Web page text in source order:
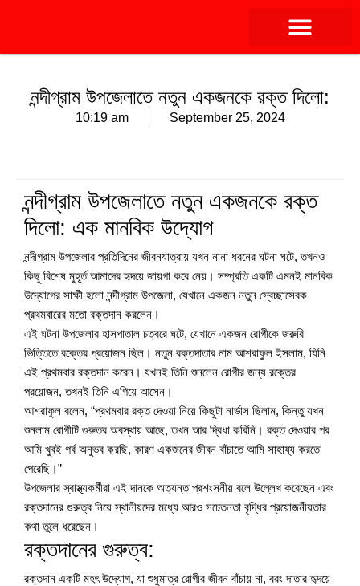
নন্দীগ্রাম উপজেলাতে নতুন একজনকে রক্ত দিলো:
10:19 am September 25, 2024
নন্দীগ্রাম উপজেলাতে নতুন একজনকে রক্ত
দিলো: এক মানবিক উদ্যোগ
নন্দীগ্রাম উপজেলার প্রতিদিনের জীবনযাত্রায় যখন নানা ধরনের ঘটনা ঘটে, তখনও
কিছু বিশেষ মুহূর্ত আমাদের হৃদয়ে জায়গা করে নেয়। সম্প্রতি একটি এমনই মানবিক
উদ্যোগের সাক্ষী হলো নন্দীগ্রাম উপজেলা, যেখানে একজন নতুন স্বেচ্ছাসেবক
প্রথমবারের মতো রক্তদান করলেন।
এই ঘটনা উপজেলার হাসপাতাল চত্বরে ঘটে, যেখানে একজন রোগীকে জরুরি
ভিত্তিতে রক্তের প্রয়োজন ছিল। নতুন রক্তদাতার নাম আশরাফুল ইসলাম, যিনি
এই প্রথমবার রক্তদান করেন। যখনই তিনি শুনলেন রোগীর জন্য রক্তের
প্রয়োজন, তখনই তিনি এগিয়ে আসেন।
আশরাফুল বলেন, “প্রথমবার রক্ত দেওয়া নিয়ে কিছুটা নার্ভাস ছিলাম, কিন্তু যখন
শুনলাম রোগীটি গুরুতর অবস্থায় আছে, তখন আর দ্বিধা করিনি। রক্ত দেওয়ার পর
আমি খুবই গর্ব অনুভব করছি, কারণ একজনের জীবন বাঁচাতে আমি সাহায্য করতে
পেরেছি।”
উপজেলার স্বাস্থ্যকর্মীরা এই দানকে অত্যন্ত প্রশংসনীয় বলে উল্লেখ করেছেন এবং
রক্তদানের গুরুত্ব নিয়ে স্থানীয়দের মধ্যে আরও সচেতনতা বৃদ্ধির প্রয়োজনীয়তার
কথা তুলে ধরেছেন।
রক্তদানের গুরুত্ব:
রক্তদান একটি মহৎ উদ্যোগ, যা শুধুমাত্র রোগীর জীবন বাঁচায় না, বরং দাতার হৃদয়ে